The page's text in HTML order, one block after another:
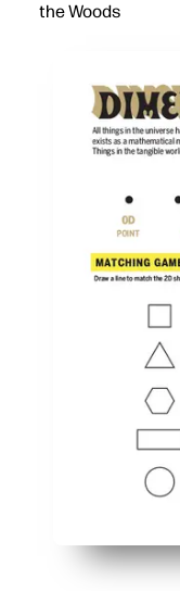
the Woods